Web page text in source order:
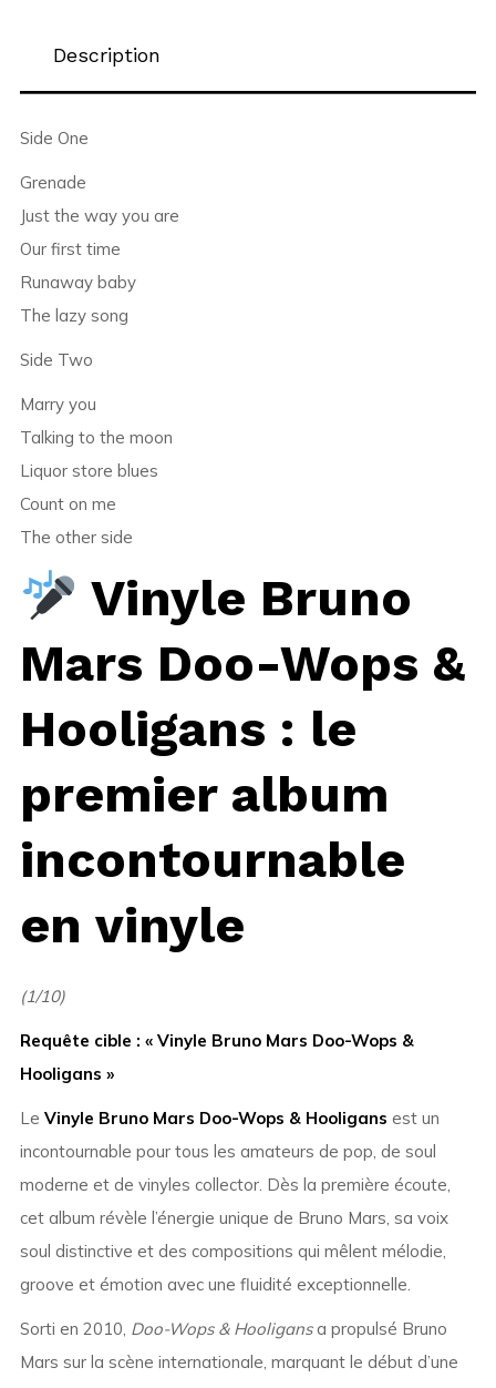
Description
Side One
Grenade
Just the way you are
Our first time
Runaway baby
The lazy song
Side Two
Marry you
Talking to the moon
Liquor store blues
Count on me
The other side
Vinyle Bruno
Mars Doo-Wops &
Hooligans : le
premier album
incontournable
en vinyle
(1/10)
Requête cible : « Vinyle Bruno Mars Doo-Wops &
Hooligans »
Le Vinyle Bruno Mars Doo-Wops & Hooligans est un
incontournable pour tous les amateurs de pop, de soul
moderne et de vinyles collector. Dès la première écoute,
cet album révèle l’énergie unique de Bruno Mars, sa voix
soul distinctive et des compositions qui mêlent mélodie,
groove et émotion avec une fluidité exceptionnelle.
Sorti en 2010, Doo-Wops & Hooligansa propulsé Bruno
Mars sur la scène internationale, marquant le début d’une